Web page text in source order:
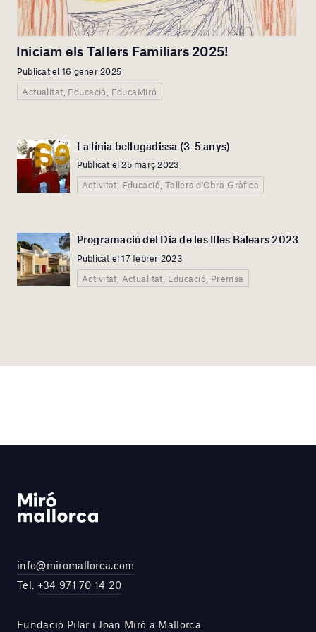
Iniciam els Tallers Familiars 2025!
Publicat el 16 gener 2025
Actualitat, Educació, EducaMiró
La línia bellugadissa (3-5 anys)
Publicat el 25 març 2023
Activitat, Educació, Tallers d'Obra Gràfica
Programació del Dia de les Illes Balears 2023
Publicat el 17 febrer 2023
Activitat, Actualitat, Educació, Premsa
info@miromallorca.com
Tel. +34 971 70 14 20
Fundació Pilar i Joan Miró a Mallorca